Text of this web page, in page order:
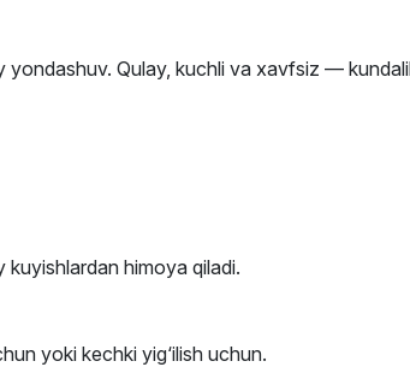
Qulay, kuchli va xavfsiz —
kuyishlardan himoya qiladi.
yoki kechki yig‘ilish uchun.